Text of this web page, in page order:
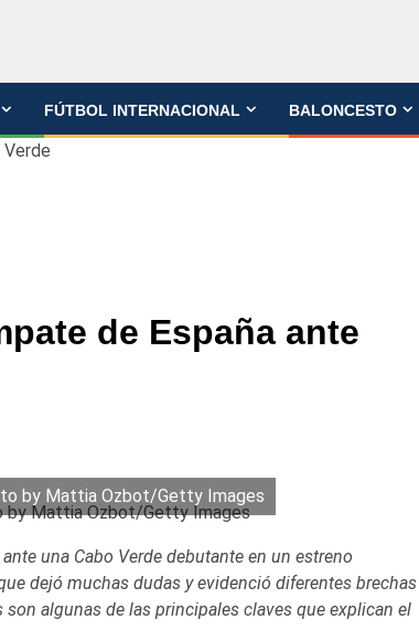
FÚTBOL INTERNACIONAL BALONCESTO
de España ante
by Mattia Ozbot/Getty Images
una Cabo Verde debutante en un estreno
dejó muchas dudas y evidenció diferentes brechas
algunas de las principales claves que explican el